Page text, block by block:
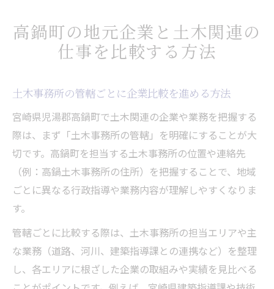
高鍋町の地元企業と土木関連の
仕事を比較する方法
土木事務所の管轄ごとに企業比較を進める方法
宮崎県児湯郡高鍋町で土木関連の企業や業務を把握する
際は、まず「土木事務所の管轄」を明確にすることが大
切です。高鍋町を担当する土木事務所の位置や連絡先
（例：高鍋土木事務所の住所）を把握することで、地域
ごとに異なる行政指導や業務内容が理解しやすくなりま
す。
管轄ごとに比較する際は、土木事務所の担当エリアや主
な業務（道路、河川、建築指導課との連携など）を整理
し、各エリアに根ざした企業の取組みや実績を見比べる